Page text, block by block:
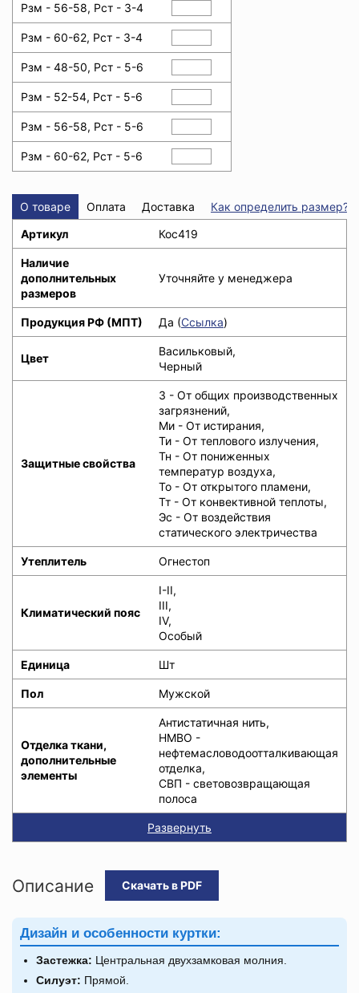
Рзм - 56-58, Рст - 3-4
Рзм - 60-62, Рст - 3-4
Рзм - 48-50, Рст - 5-6
Рзм - 52-54, Рст - 5-6
Рзм - 56-58, Рст - 5-6
Рзм - 60-62, Рст - 5-6
О товаре Оплата Доставка
Как определить размер?
Артикул
Кос419
Наличие
дополнительных
размеров
Уточняйте у менеджера
Продукция РФ (МПТ) Да (Ссылка)
Цвет
Васильковый,
Черный
Защитные свойства
З - От общих производственных
загрязнений,
Ми - От истирания,
Ти - От теплового излучения,
Тн - От пониженных
температур воздуха,
То - От открытого пламени,
Тт - От конвективной теплоты,
Эс - От воздействия
статического электричества
Утеплитель Огнестоп
Климатический пояс
I-II,
III,
IV,
Особый
Единица Шт
Пол Мужской
Отделка ткани,
дополнительные
элементы
Антистатичная нить,
НМВО -
нефтемасловодоотталкивающая
отделка,
СВП - световозвращающая
полоса
Развернуть
Описание Скачать в PDF
Дизайн и особенности куртки:
Застежка: Центральная двухзамковая молния.
Силуэт: Прямой.